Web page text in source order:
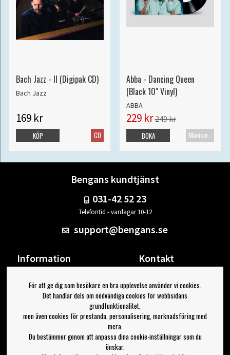
Bach Jazz - II (Digipak CD)
Bach Jazz
169 kr
CD
KÖP
Abba - Dancing Queen
(Black 10" Vinyl)
ABBA
229 kr249 kr
BOKA
Bengans kundtjänst
031-42 52 23
Telefontid - vardagar 10-12
support@bengans.se
Information
Om Bengans
FAQ / Köp- & Leveransvillkor
Kontakt
Din sida
Logga ut
Jag vill ha tips från Bengans
För att ge dig som besökare en bra upplevelse använder vi cookies.
Det handlar dels om nödvändiga cookies för webbsidans
grundfunktionalitet,
men även cookies för prestanda, personalisering, marknadsföring med
mera.
Du bestämmer genom att anpassa dina cookie-inställningar som du
önskar.